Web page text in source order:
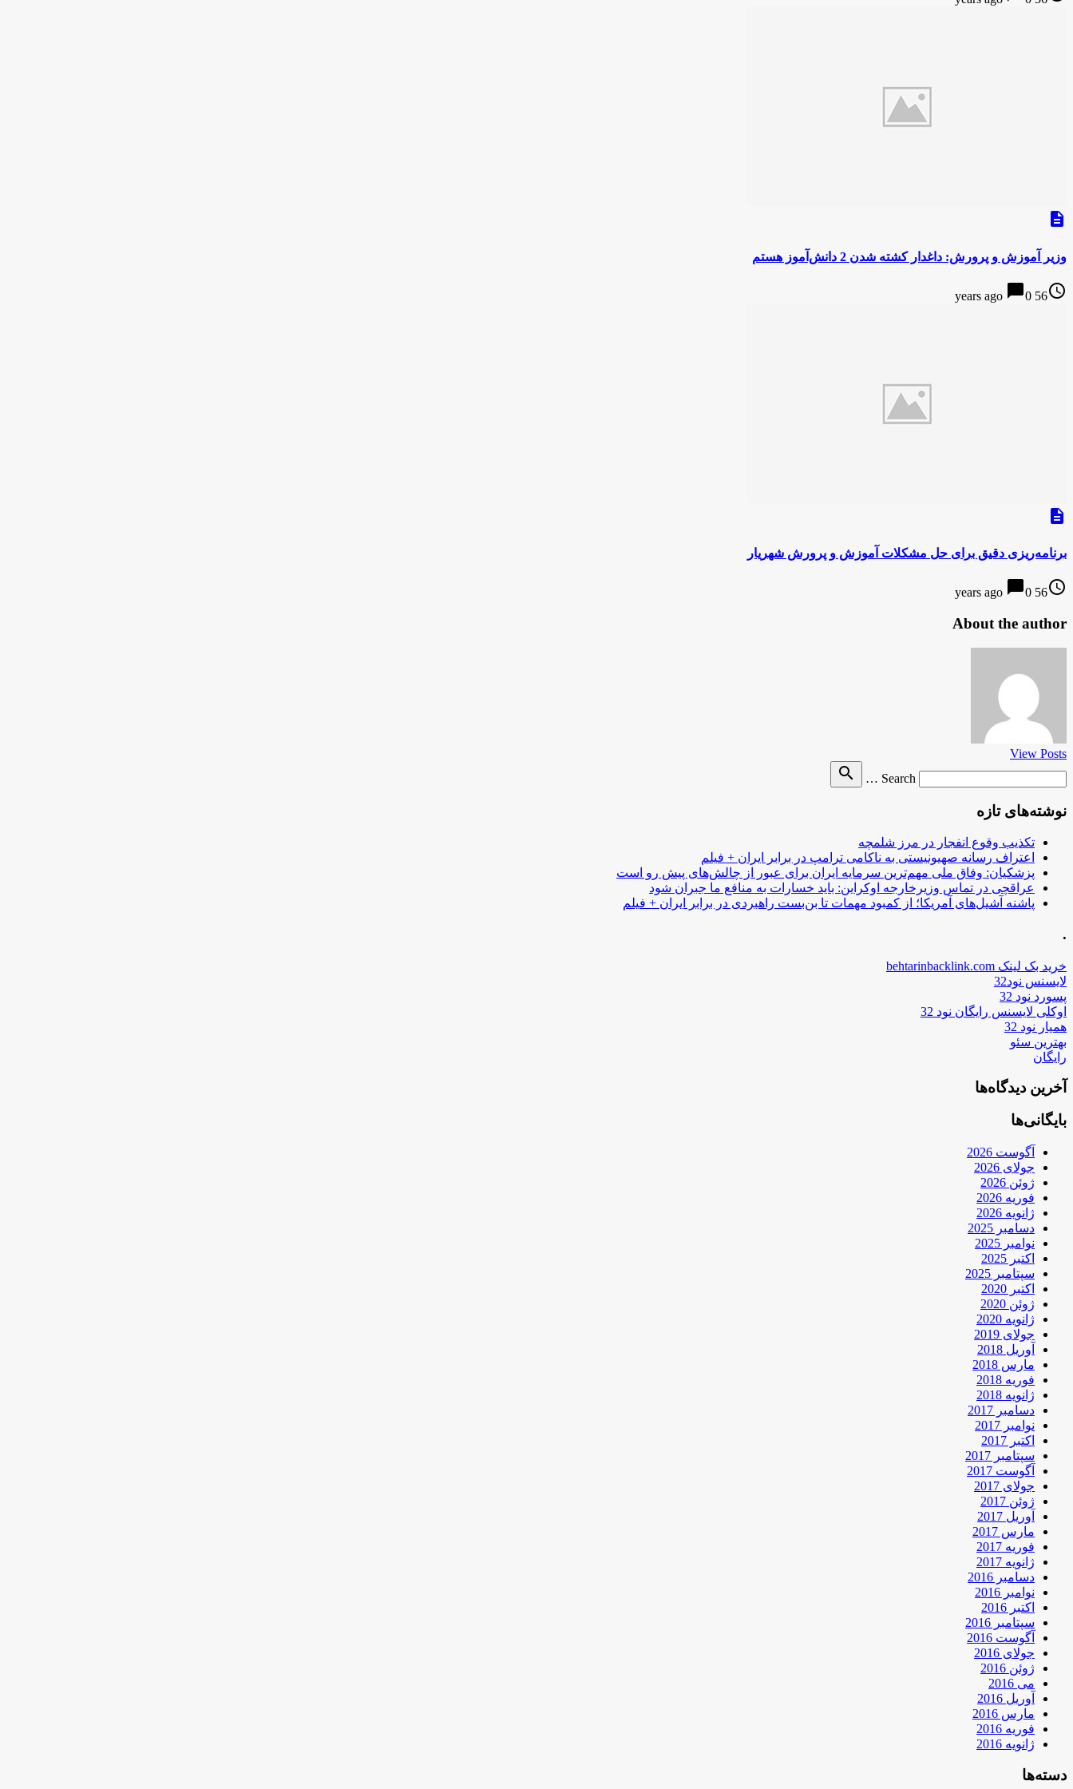
description
وزیر آموزش و پرورش: داغدار کشته شدن 2 دانش‌آموز هستم
access_time
56 years ago
chat_bubble0
description
برنامه‌ریزی دقیق برای حل مشکلات آموزش و پرورش شهریار
access_time
56 years ago
chat_bubble0
About the author
View Posts
Search …
search
نوشته‌های تازه
تکذیب وقوع انفجار در مرز شلمچه
اعتراف رسانه صهیونیستی به ناکامی ترامپ در برابر ایران + فیلم
پزشکیان: وفاق ملی مهم‌ترین سرمایه ایران برای عبور از چالش‌های پیش رو است
عراقچی در تماس وزیرخارجه اوکراین: باید خسارات به منافع ما جبران شود
پاشنه آشیل‌های آمریکا؛ از کمبود مهمات تا بن‌بست راهبردی در برابر ایران + فیلم
.
خرید بک لینک behtarinbacklink.com
لایسنس نود32
پسورد نود 32
اوکلی لایسنس رایگان نود 32
همیار نود 32
بهترین سئو
رایگان
آخرین دیدگاه‌ها
بایگانی‌ها
آگوست 2026
جولای 2026
ژوئن 2026
فوریه 2026
ژانویه 2026
دسامبر 2025
نوامبر 2025
اکتبر 2025
سپتامبر 2025
اکتبر 2020
ژوئن 2020
ژانویه 2020
جولای 2019
آوریل 2018
مارس 2018
فوریه 2018
ژانویه 2018
دسامبر 2017
نوامبر 2017
اکتبر 2017
سپتامبر 2017
آگوست 2017
جولای 2017
ژوئن 2017
آوریل 2017
مارس 2017
فوریه 2017
ژانویه 2017
دسامبر 2016
نوامبر 2016
اکتبر 2016
سپتامبر 2016
آگوست 2016
جولای 2016
ژوئن 2016
می 2016
آوریل 2016
مارس 2016
فوریه 2016
ژانویه 2016
دسته‌ها